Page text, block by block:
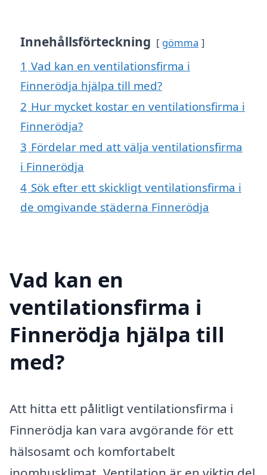
Innehållsförteckning gömma
1 Vad kan en ventilationsfirma i
Finnerödja hjälpa till med?
2 Hur mycket kostar en ventilationsfirma i
Finnerödja?
3 Fördelar med att välja ventilationsfirma
i Finnerödja
4 Sök efter ett skickligt ventilationsfirma i
de omgivande städerna Finnerödja
Vad kan en
ventilationsfirma i
Finnerödja hjälpa till
med?
Att hitta ett pålitligt ventilationsfirma i
Finnerödja kan vara avgörande för ett
hälsosamt och komfortabelt